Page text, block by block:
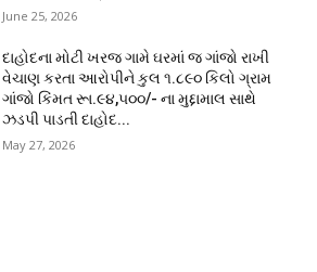
June 25, 2026
દાહોદના મોટી ખરજ ગામે ઘરમાં જ ગાંજો રાખી
વેચાણ કરતા આરોપીને કુલ ૧.૮૯૦ કિલો ગ્રામ
ગાંજો કિંમત રૂા.૯૪,૫૦૦/- ના મુદ્દામાલ સાથે
ઝડપી પાડતી દાહોદ...
May 27, 2026